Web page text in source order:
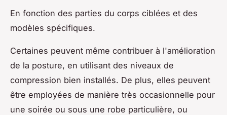
En fonction des parties du corps ciblées et des
modèles spécifiques.
Certaines peuvent même contribuer à l'amélioration
de la posture, en utilisant des niveaux de
compression bien installés. De plus, elles peuvent
être employées de manière très occasionnelle pour
une soirée ou sous une robe particulière, ou